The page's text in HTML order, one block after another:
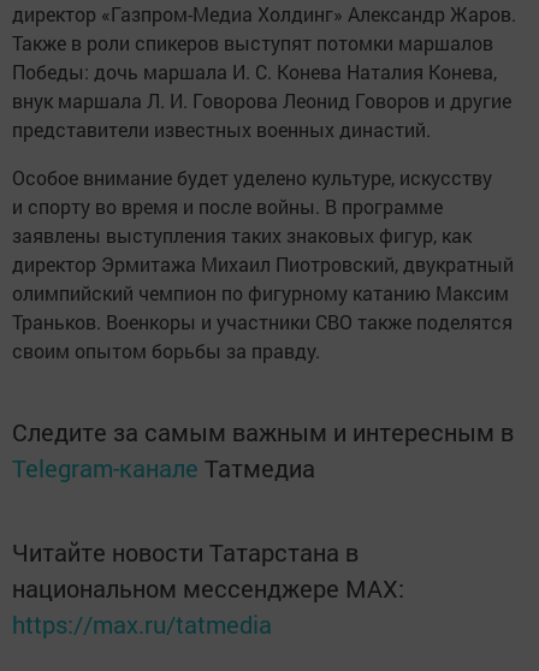
директор «Газпром-Медиа Холдинг» Александр Жаров.
Также в роли спикеров выступят потомки маршалов
Победы: дочь маршала И. С. Конева Наталия Конева,
внук маршала Л. И. Говорова Леонид Говоров и другие
представители известных военных династий.
Особое внимание будет уделено культуре, искусству
и спорту во время и после войны. В программе
заявлены выступления таких знаковых фигур, как
директор Эрмитажа Михаил Пиотровский, двукратный
олимпийский чемпион по фигурному катанию Максим
Траньков. Военкоры и участники СВО также поделятся
своим опытом борьбы за правду.
Следите за самым важным и интересным в
Telegram-канале Татмедиа
Читайте новости Татарстана в
национальном мессенджере MАХ:
https://max.ru/tatmedia